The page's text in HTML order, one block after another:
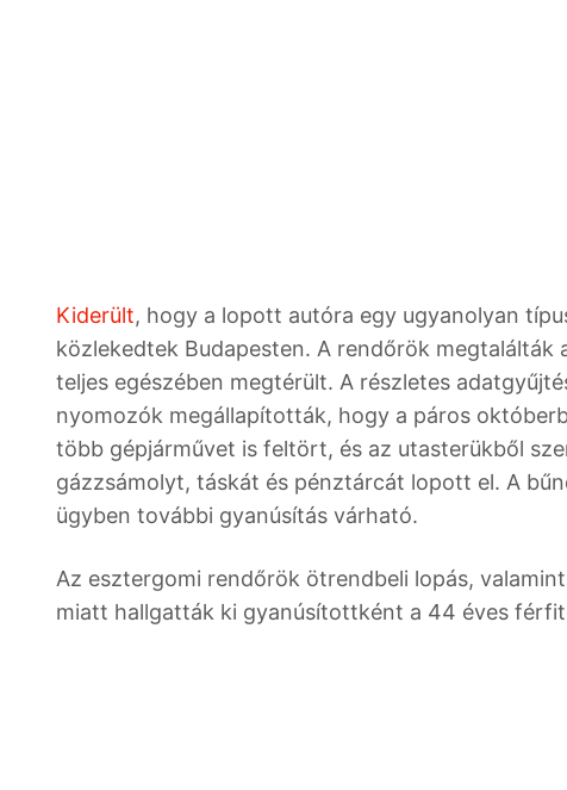
Kiderült, hogy a lopott autóra egy ugyanolyan
közlekedtek Budapesten. A rendőrök
teljes egészében megtérült. A részletes
nyomozók megállapították, hogy a páros
több gépjárművet is feltört, és az utasterükből
gázzsámolyt, táskát és pénztárcát lopott el. A
ügyben további gyanúsítás várható.
Az esztergomi rendőrök ötrendbeli lopás,
miatt hallgatták ki gyanúsítottként a 44 éves